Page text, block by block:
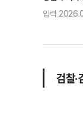
입력
검찰·